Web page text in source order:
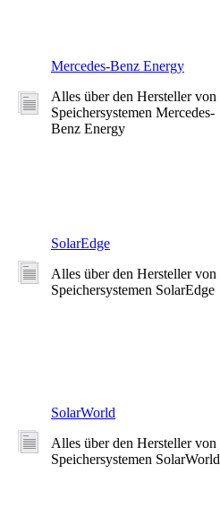
Mercedes-Benz Energy
Alles über den Hersteller von
Speichersystemen Mercedes-
Benz Energy
SolarEdge
Alles über den Hersteller von
Speichersystemen SolarEdge
SolarWorld
Alles über den Hersteller von
Speichersystemen SolarWorld